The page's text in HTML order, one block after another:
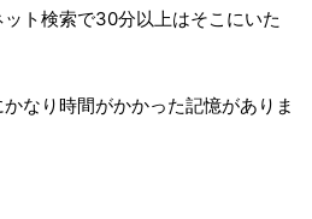
ト検索で30分以上はそこにいた
なり時間がかかった記憶がありま